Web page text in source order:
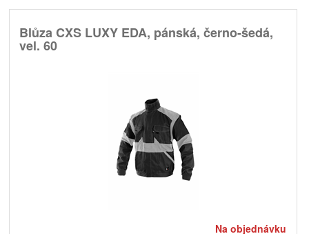
Blůza CXS LUXY EDA, pánská, černo-šedá,
vel. 60
Na objednávku